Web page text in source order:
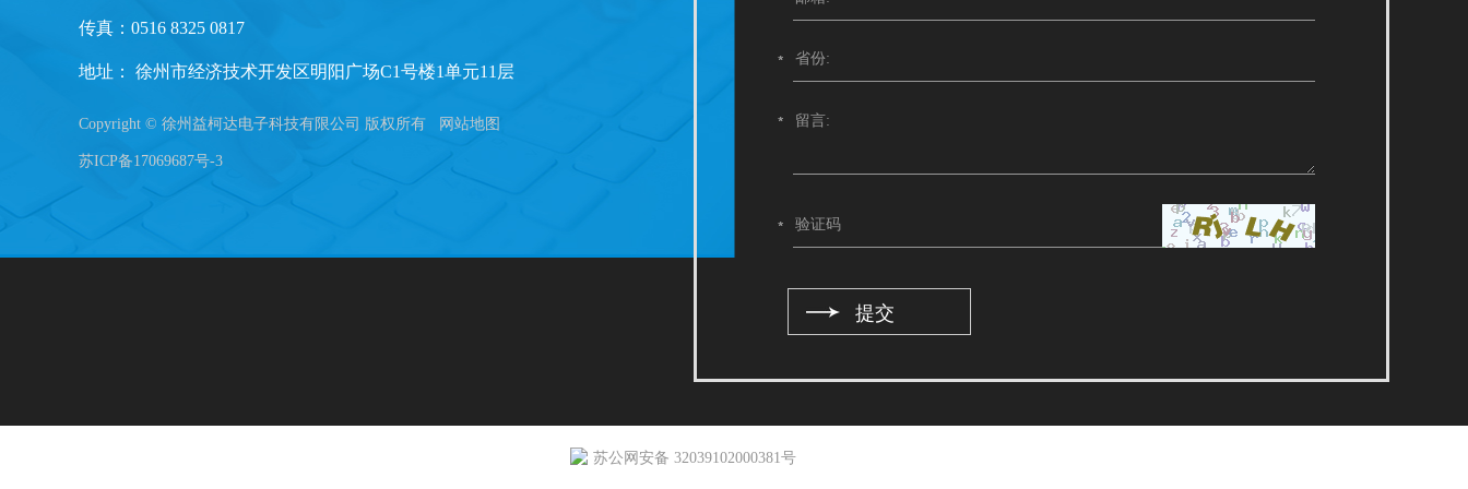
传真：0516 8325 0817
地址： 徐州市经济技术开发区明阳广场C1号楼1单元11层
Copyright © 徐州益柯达电子科技有限公司 版权所有 网站地图
苏ICP备17069687号-3
苏公网安备 32039102000381号